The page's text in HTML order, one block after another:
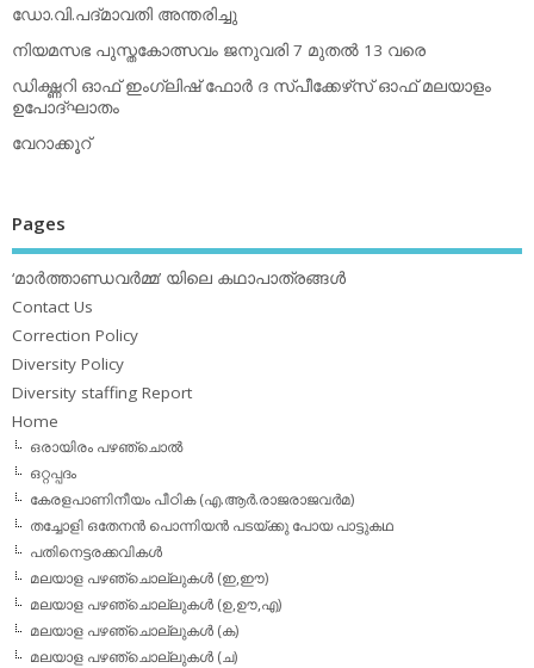
ഡോ.വി.പദ്മാവതി അന്തരിച്ചു
നിയമസഭ പുസ്തകോത്സവം ജനുവരി 7 മുതല്‍ 13 വരെ
ഡിക്ഷ്ണറി ഓഫ് ഇംഗ്ലിഷ് ഫോര്‍ ദ സ്പീക്കേഴ്‌സ് ഓഫ് മലയാളം
ഉപോദ്ഘാതം
വേറാക്കൂറ്
Pages
‘മാര്‍ത്താണ്ഡവര്‍മ്മ’ യിലെ കഥാപാത്രങ്ങള്‍
Contact Us
Correction Policy
Diversity Policy
Diversity staffing Report
Home
ഒരായിരം പഴഞ്ചൊല്‍
ഒറ്റപ്പദം
കേരളപാണിനീയം പീഠിക (എ.ആര്‍.രാജരാജവര്‍മ)
തച്ചോളി ഒതേനൻ പൊന്നിയൻ പടയ്‌ക്കു പോയ പാട്ടുകഥ
പതിനെട്ടരക്കവികള്‍
മലയാള പഴഞ്ചൊല്ലുകള്‍ (ഇ,ഈ)
മലയാള പഴഞ്ചൊല്ലുകള്‍ (ഉ,ഊ,എ)
മലയാള പഴഞ്ചൊല്ലുകള്‍ (ക)
മലയാള പഴഞ്ചൊല്ലുകള്‍ (ച)